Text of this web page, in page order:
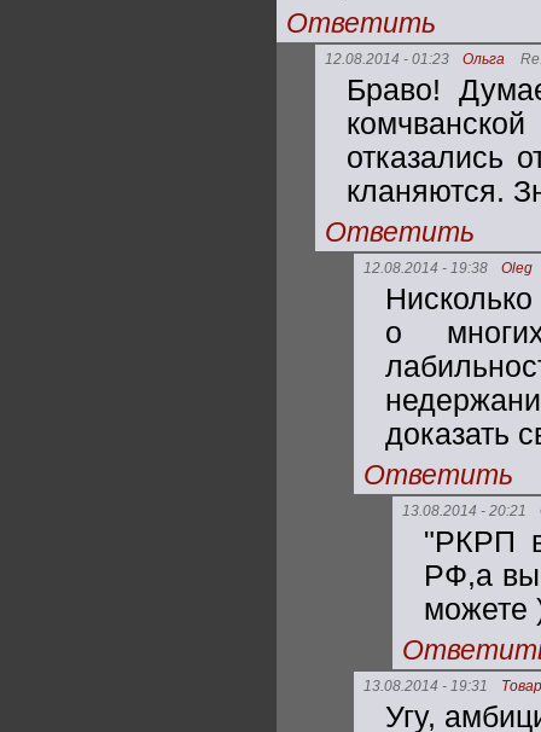
Ответить
12.08.2014 - 01:23 Ольга
Браво!
отказались
кланяются.
Ответить
12.08.2014 - 19:38 Oleg
о
доказать
Ответить
13.08.2014 - 20:21
"РКРП
РФ,а вы
можете
13.08.2014 - 19:31
Угу,